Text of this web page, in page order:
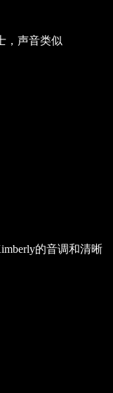
，声音类似
的音调和清晰